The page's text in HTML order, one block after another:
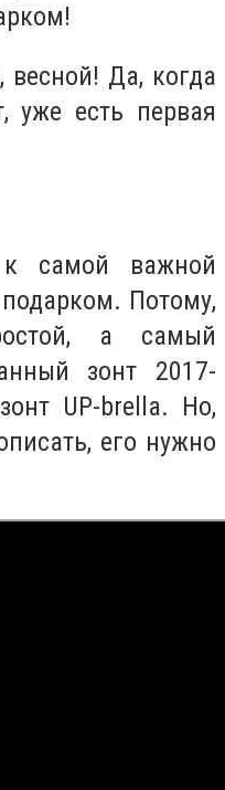
весной! Да, когда
уже есть первая
самой важной
Потому,
а самый
зонт 2017-
UP-brella. Но,
его нужно